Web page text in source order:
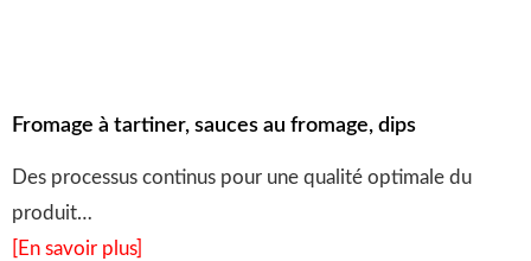
Fromage à tartiner, sauces au fromage, dips
Des processus continus pour une qualité optimale du
produit…
[En savoir plus]